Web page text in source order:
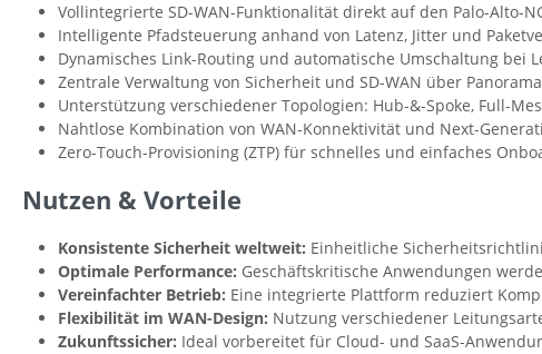
Vollintegrierte SD-WAN-Funktionalität direkt auf den Palo-Alto-
Intelligente Pfadsteuerung anhand von Latenz, Jitter und
Dynamisches Link-Routing und automatische Umschaltung bei
Zentrale Verwaltung von Sicherheit und SD-WAN über
Unterstützung verschiedener Topologien: Hub-&-Spoke, Full-
Nahtlose Kombination von WAN-Konnektivität und Next-
Zero-Touch-Provisioning (ZTP) für schnelles und einfaches
Nutzen & Vorteile
Konsistente Sicherheit weltweit: Einheitliche
Optimale Performance: Geschäftskritische Anwendungen
Vereinfachter Betrieb: Eine integrierte Plattform reduziert
Flexibilität im WAN-Design: Nutzung verschiedener
Zukunftssicher: Ideal vorbereitet für Cloud- und SaaS-